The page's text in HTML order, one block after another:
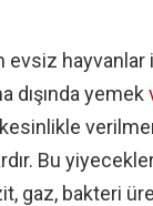
evsiz hayvanlar
dışında yemek
Bu
gaz, bakteri